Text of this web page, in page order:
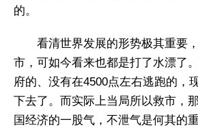
的。
看清世界发展的形势极其重要
市，可如今看来也都是打了水漂了
府的、没有在4500点左右逃跑的，
下去了。而实际上当局所以救市，
国经济的一股气，不泄气是何其的